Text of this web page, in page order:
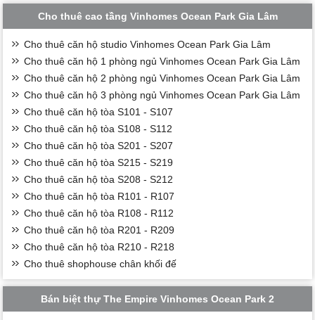
Cho thuê cao tầng Vinhomes Ocean Park Gia Lâm
Cho thuê căn hộ studio Vinhomes Ocean Park Gia Lâm
Cho thuê căn hộ 1 phòng ngủ Vinhomes Ocean Park Gia Lâm
Cho thuê căn hộ 2 phòng ngủ Vinhomes Ocean Park Gia Lâm
Cho thuê căn hộ 3 phòng ngủ Vinhomes Ocean Park Gia Lâm
Cho thuê căn hộ tòa S101 - S107
Cho thuê căn hộ tòa S108 - S112
Cho thuê căn hộ tòa S201 - S207
Cho thuê căn hộ tòa S215 - S219
Cho thuê căn hộ tòa S208 - S212
Cho thuê căn hộ tòa R101 - R107
Cho thuê căn hộ tòa R108 - R112
Cho thuê căn hộ tòa R201 - R209
Cho thuê căn hộ tòa R210 - R218
Cho thuê shophouse chân khối đế
Bán biệt thự The Empire Vinhomes Ocean Park 2